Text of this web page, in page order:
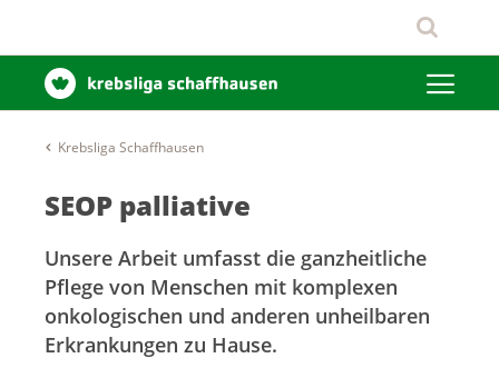
Krebsliga Schaffhausen
SEOP palliative
Unsere Arbeit umfasst die ganzheitliche
Pflege von Menschen mit komplexen
onkologischen und anderen unheilbaren
Erkrankungen zu Hause.